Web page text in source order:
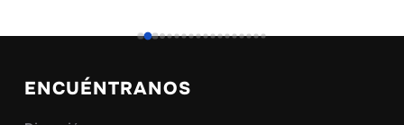
a
muchísimo más fácil. Entendió
estar más contentas del resultado final! ❤️
ENCUÉNTRANOS